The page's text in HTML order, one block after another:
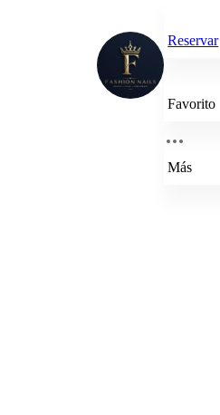
Reservar
Favorito
Más